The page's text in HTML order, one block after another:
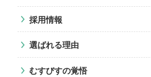
採用情報
選ばれる理由
むすびすの覚悟